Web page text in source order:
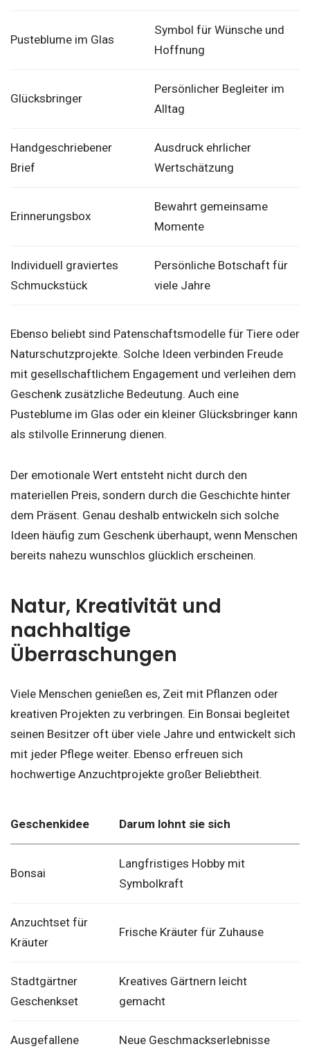
Pusteblume im Glas
Symbol für Wünsche und
Hoffnung
Glücksbringer
Persönlicher Begleiter im
Alltag
Handgeschriebener
Brief
Ausdruck ehrlicher
Wertschätzung
Erinnerungsbox
Bewahrt gemeinsame
Momente
Individuell graviertes
Schmuckstück
Persönliche Botschaft für
viele Jahre
Ebenso beliebt sind Patenschaftsmodelle für Tiere oder
Naturschutzprojekte. Solche Ideen verbinden Freude
mit gesellschaftlichem Engagement und verleihen dem
Geschenk zusätzliche Bedeutung. Auch eine
Pusteblume im Glas oder ein kleiner Glücksbringer kann
als stilvolle Erinnerung dienen.
Der emotionale Wert entsteht nicht durch den
materiellen Preis, sondern durch die Geschichte hinter
dem Präsent. Genau deshalb entwickeln sich solche
Ideen häufig zum Geschenk überhaupt, wenn Menschen
bereits nahezu wunschlos glücklich erscheinen.
Natur, Kreativität und
nachhaltige
Überraschungen
Viele Menschen genießen es, Zeit mit Pflanzen oder
kreativen Projekten zu verbringen. Ein Bonsai begleitet
seinen Besitzer oft über viele Jahre und entwickelt sich
mit jeder Pflege weiter. Ebenso erfreuen sich
hochwertige Anzuchtprojekte großer Beliebtheit.
Geschenkidee Darum lohnt sie sich
Bonsai
Langfristiges Hobby mit
Symbolkraft
Anzuchtset für
Kräuter
Frische Kräuter für Zuhause
Stadtgärtner
Geschenkset
Kreatives Gärtnern leicht
gemacht
Ausgefallene
Neue Geschmackserlebnisse